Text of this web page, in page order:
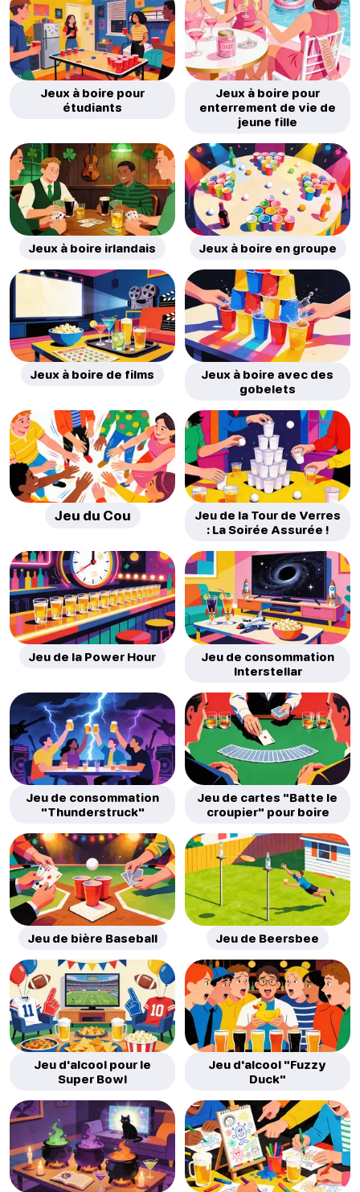
Jeux à boire pour
étudiants
Jeux à boire pour
enterrement de vie de
jeune fille
Jeux à boire irlandais Jeux à boire en groupe
Jeux à boire de films
Jeux à boire avec des
gobelets
Jeu du Cou
Jeu de la Tour de Verres
: La Soirée Assurée !
Jeu de la Power Hour
Jeu de consommation
Interstellar
Jeu de consommation
"Thunderstruck"
Jeu de cartes "Batte le
croupier" pour boire
Jeu de bière Baseball Jeu de Beersbee
Jeu d'alcool pour le
Super Bowl
Jeu d'alcool "Fuzzy
Duck"